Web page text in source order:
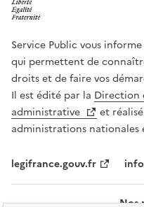
Service Public vous
qui permettent de
droits et de faire vos
Il est édité par la Direction
administrative
et
administrations nationales
legifrance.gouv.fr
Nos